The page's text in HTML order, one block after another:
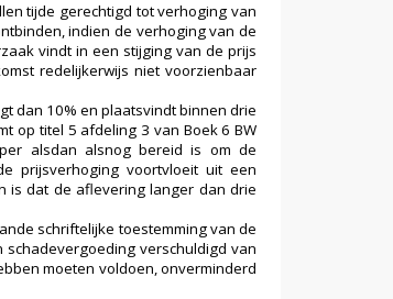
tijde gerechtigd tot verhoging van
indien de verhoging van de
vindt in een stijging van de prijs
redelijkerwijs niet voorzienbaar
dan 10% en plaatsvindt binnen drie
op titel 5 afdeling 3 van Boek 6 BW
alsdan alsnog bereid is om de
prijsverhoging voortvloeit uit een
is dat de aflevering langer dan drie
schriftelijke toestemming van de
verschuldigd van
moeten voldoen, onverminderd